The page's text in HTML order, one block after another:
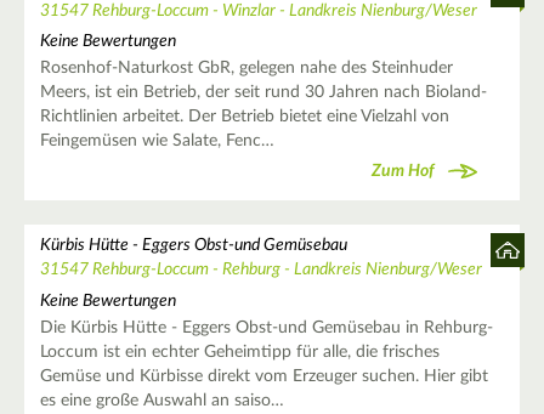
31547 Rehburg-Loccum - Winzlar - Landkreis Nienburg/Weser
Keine Bewertungen
Rosenhof-Naturkost GbR, gelegen nahe des Steinhuder
Meers, ist ein Betrieb, der seit rund 30 Jahren nach Bioland-
Richtlinien arbeitet. Der Betrieb bietet eine Vielzahl von
Feingemüsen wie Salate, Fenc…
Zum Hof
Kürbis Hütte - Eggers Obst-und Gemüsebau
31547 Rehburg-Loccum - Rehburg - Landkreis Nienburg/Weser
Keine Bewertungen
Die Kürbis Hütte - Eggers Obst-und Gemüsebau in Rehburg-
Loccum ist ein echter Geheimtipp für alle, die frisches
Gemüse und Kürbisse direkt vom Erzeuger suchen. Hier gibt
es eine große Auswahl an saiso…